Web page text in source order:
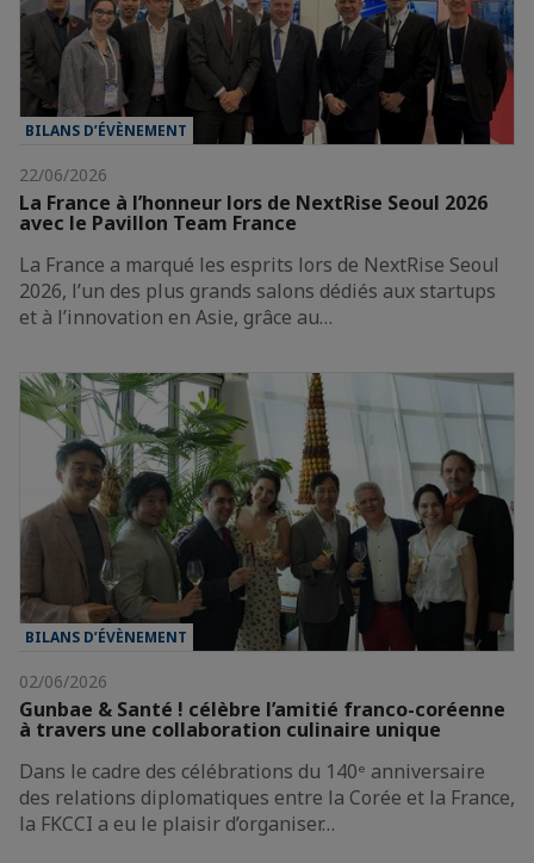
BILANS D’ÉVÈNEMENT
22/06/2026
La France à l’honneur lors de NextRise Seoul 2026
avec le Pavillon Team France
La France a marqué les esprits lors de NextRise Seoul
2026, l’un des plus grands salons dédiés aux startups
et à l’innovation en Asie, grâce au…
BILANS D’ÉVÈNEMENT
02/06/2026
Gunbae & Santé ! célèbre l’amitié franco-coréenne
à travers une collaboration culinaire unique
Dans le cadre des célébrations du 140ᵉ anniversaire
des relations diplomatiques entre la Corée et la France,
la FKCCI a eu le plaisir d’organiser…